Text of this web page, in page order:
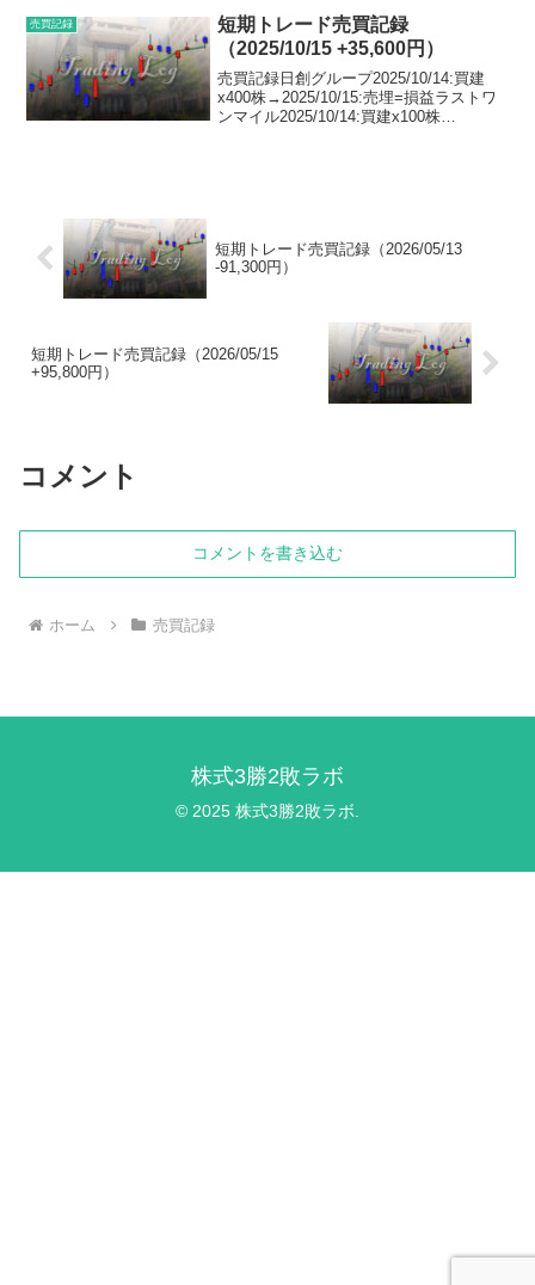
売買記録
短期トレード売買記録
（2025/10/15 +35,600円）
売買記録日創グループ2025/10/14:買建
x400株→2025/10/15:売埋=損益ラストワ
ンマイル2025/10/14:買建x100株
短期トレード売買記録（2026/05/13
-91,300円）
短期トレード売買記録（2026/05/15
+95,800円）
コメント
コメントを書き込む
ホーム 売買記録
株式3勝2敗ラボ
© 2025 株式3勝2敗ラボ.